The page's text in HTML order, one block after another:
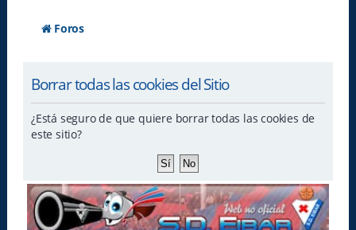
Foros
Borrar todas las cookies del Sitio
¿Está seguro de que quiere borrar todas las cookies de
este sitio?